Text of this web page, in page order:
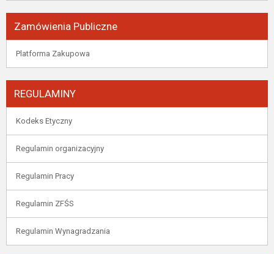
Zamówienia Publiczne
Platforma Zakupowa
REGULAMINY
Kodeks Etyczny
Regulamin organizacyjny
Regulamin Pracy
Regulamin ZFŚS
Regulamin Wynagradzania